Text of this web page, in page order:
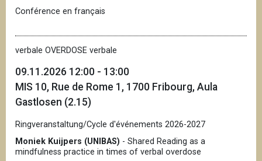
Conférence en français
verbale OVERDOSE verbale
09.11.2026 12:00 - 13:00
MIS 10, Rue de Rome 1, 1700 Fribourg, Aula
Gastlosen (2.15)
Ringveranstaltung/Cycle d'événements 2026-2027
Moniek Kuijpers (UNIBAS) - Shared Reading as a
mindfulness practice in times of verbal overdose